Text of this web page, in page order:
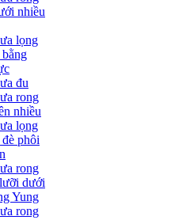
nhiều
lọng
đu
rong
nhiều
lọng
phôi
rong
dưới
Yung
rong